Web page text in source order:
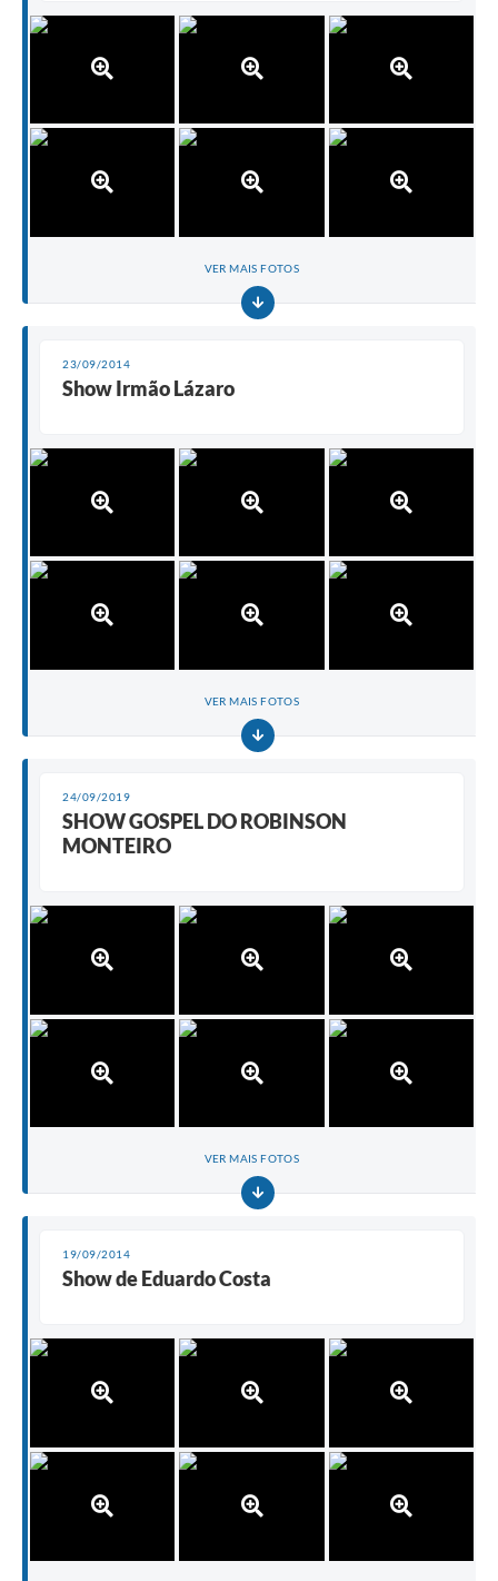
VER MAIS FOTOS
23/09/2014
Show Irmão Lázaro
VER MAIS FOTOS
24/09/2019
SHOW GOSPEL DO ROBINSON
MONTEIRO
VER MAIS FOTOS
19/09/2014
Show de Eduardo Costa